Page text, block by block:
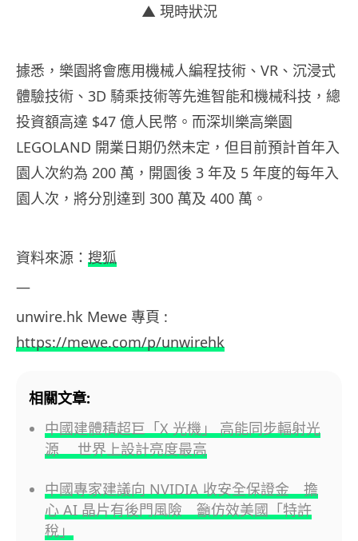
▲ 現時狀況
據悉，樂園將會應用機械人編程技術、VR、沉浸式
體驗技術、3D 騎乘技術等先進智能和機械科技，總
投資額高達 $47 億人民幣。而深圳樂高樂園
LEGOLAND 開業日期仍然未定，但目前預計首年入
園人次約為 200 萬，開園後 3 年及 5 年度的每年入
園人次，將分別達到 300 萬及 400 萬。
資料來源： 搜狐
—
unwire.hk Mewe 專頁 :
https://mewe.com/p/unwirehk
相關文章:
中國建體積超巨「X 光機」 高能同步輻射光
源 世界上設計亮度最高
中國專家建議向 NVIDIA 收安全保證金 擔
心 AI 晶片有後門風險 籲仿效美國「特許
稅」